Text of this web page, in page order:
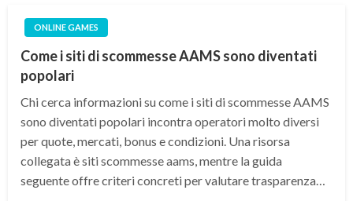
ONLINE GAMES
Come i siti di scommesse AAMS sono diventati
popolari
Chi cerca informazioni su come i siti di scommesse AAMS
sono diventati popolari incontra operatori molto diversi
per quote, mercati, bonus e condizioni. Una risorsa
collegata è siti scommesse aams, mentre la guida
seguente offre criteri concreti per valutare trasparenza…